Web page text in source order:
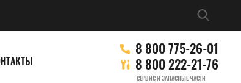
8 800 775-26-01
8 800 222-21-76
СЕРВИС И ЗАПАСНЫЕ ЧАСТИ